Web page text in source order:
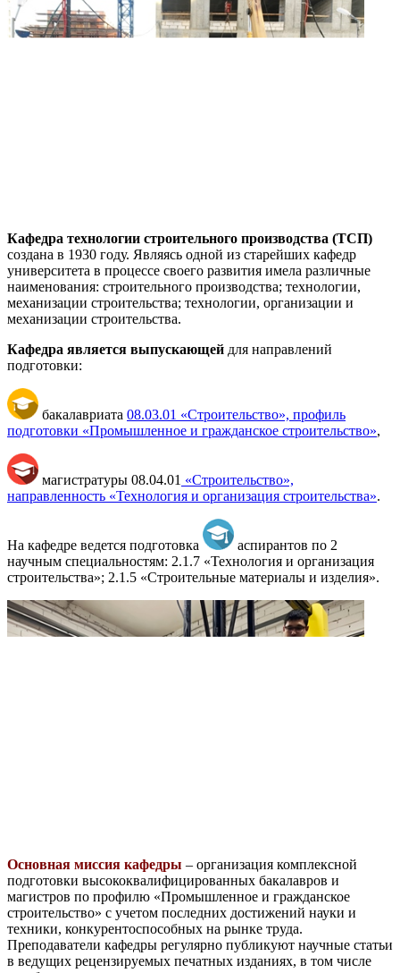
Кафедра технологии строительного производства (ТСП)
создана в 1930 году. Являясь одной из старейших кафедр
университета в процессе своего развития имела различные
наименования: строительного производства; технологии,
механизации строительства; технологии, организации и
механизации строительства.
Кафедра является выпускающей для направлений
подготовки:
бакалавриата 08.03.01 «Строительство», профиль
подготовки «Промышленное и гражданское строительство»,
магистратуры 08.04.01 «Строительство»,
направленность «Технология и организация строительства».
На кафедре ведется подготовка
аспирантов по 2
научным специальностям: 2.1.7 «Технология и организация
строительства»; 2.1.5 «Строительные материалы и изделия».
Основная миссия кафедры – организация комплексной
подготовки высококвалифицированных бакалавров и
магистров по профилю «Промышленное и гражданское
строительство» с учетом последних достижений науки и
техники, конкурентоспособных на рынке труда.
Преподаватели кафедры регулярно публикуют научные статьи
в ведущих рецензируемых печатных изданиях, в том числе